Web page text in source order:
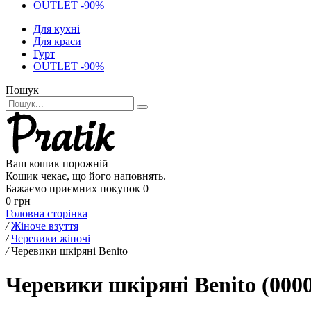
OUTLET -90%
Для кухні
Для краси
Гурт
OUTLET -90%
Пошук
Ваш кошик порожній
Кошик чекає, що його наповнять.
Бажаємо приємних покупок 0
0 грн
Головна сторінка
/ Жіноче взуття
/ Черевики жіночі
/ Черевики шкіряні Benito
Черевики шкіряні Benito